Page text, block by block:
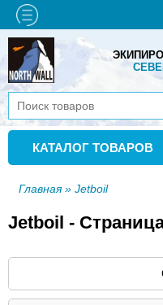
КАТАЛОГ ТОВАРОВ
Главная» Jetboil
Jetboil -